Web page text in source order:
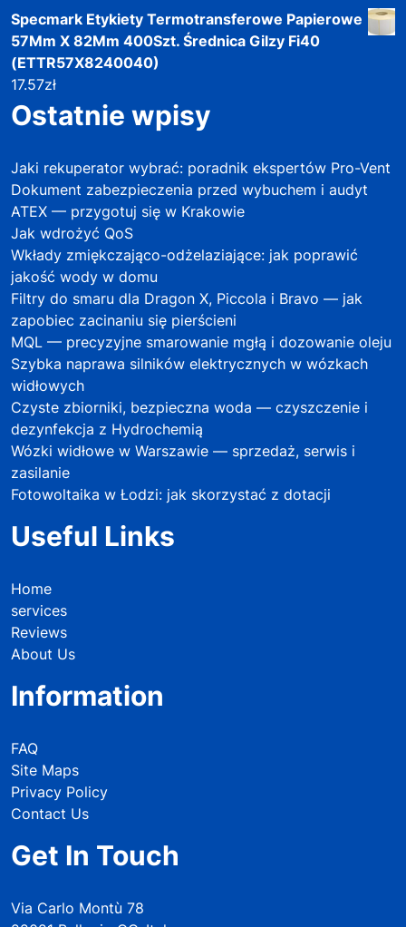
Specmark Etykiety Termotransferowe Papierowe
57Mm X 82Mm 400Szt. Średnica Gilzy Fi40
(ETTR57X8240040)
17.57zł
Ostatnie wpisy
Jaki rekuperator wybrać: poradnik ekspertów Pro-Vent
Dokument zabezpieczenia przed wybuchem i audyt
ATEX — przygotuj się w Krakowie
Jak wdrożyć QoS
Wkłady zmiękczająco-odżelaziające: jak poprawić
jakość wody w domu
Filtry do smaru dla Dragon X, Piccola i Bravo — jak
zapobiec zacinaniu się pierścieni
MQL — precyzyjne smarowanie mgłą i dozowanie oleju
Szybka naprawa silników elektrycznych w wózkach
widłowych
Czyste zbiorniki, bezpieczna woda — czyszczenie i
dezynfekcja z Hydrochemią
Wózki widłowe w Warszawie — sprzedaż, serwis i
zasilanie
Fotowoltaika w Łodzi: jak skorzystać z dotacji
Useful Links
Home
services
Reviews
About Us
Information
FAQ
Site Maps
Privacy Policy
Contact Us
Get In Touch
Via Carlo Montù 78